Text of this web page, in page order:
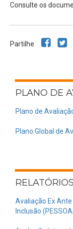
Consulte os
Partilhe
PLANO DE
Plano de
Plano Global de
Avaliação Ex
Inclusão